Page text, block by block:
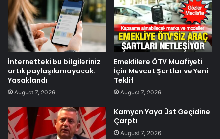
İnternetteki bu bilgileriniz
artık paylaşılamayacak:
Yasaklandı
August 7, 2026
Emeklilere ÖTV Muafiyeti
İçin Mevcut Şartlar ve Yeni
Teklif
August 7, 2026
Kamyon Yaya Üst Geçidine
Çarptı
August 7, 2026